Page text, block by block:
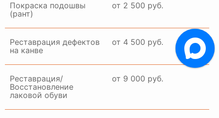
Покраска подошвы
(рант)
от 2 500 руб.
Реставрация дефектов
на канве
от 4 500 руб.
Реставрация/
Восстановление
лаковой обуви
от 9 000 руб.